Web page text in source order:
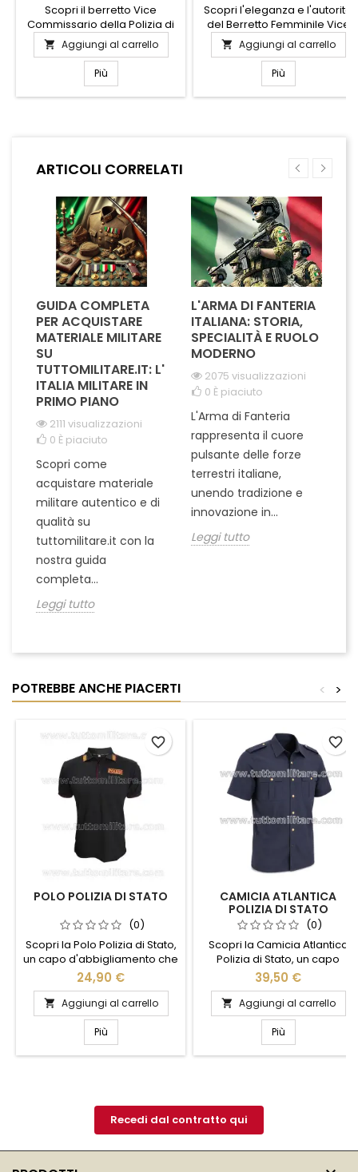
Scopri il berretto Vice
Commissario della Polizia di
Stato, un accessorio che
unisce eleganza e autorità.
Realizzato con materiali di
alta qualità, questo berretto è
progettato per garantire
e la professionalità del ruolo.
 Aggiungi al carrello
Più
Scopri l'eleganza e l'autorità
del Berretto Femminile Vice
Questore Aggiunto della
Polizia di Stato. Realizzato
con materiali di alta qualità,
questo berretto unisce stile e
funzionalità, garantendo un
prestigio del ruolo,
 Aggiungi al carrello
Più
ARTICOLI CORRELATI
GUIDA COMPLETA
PER ACQUISTARE
MATERIALE MILITARE
SU
TUTTOMILITARE.IT: L'
ITALIA MILITARE IN
PRIMO PIANO
2111 visualizzazioni
0 È piaciuto
Scopri come
acquistare materiale
militare autentico e di
qualità su
tuttomilitare.it con la
nostra guida
completa...
Leggi tutto
L'ARMA DI FANTERIA
ITALIANA: STORIA,
SPECIALITÀ E RUOLO
MODERNO
2075 visualizzazioni
0 È piaciuto
L'Arma di Fanteria
rappresenta il cuore
pulsante delle forze
terrestri italiane,
unendo tradizione e
innovazione in...
Leggi tutto
POTREBBE ANCHE PIACERTI >
<
POLO POLIZIA DI STATO
(0)
Scopri la Polo Polizia di Stato,
un capo d'abbigliamento che
unisce stile e funzionalità.
Realizzata con materiali di
alta qualità, questa polo offre
comfort e resistenza, ideale
per l'uso quotidiano. Il design
elegante, arricchito dal logo
ufficiale, conferisce un tocco
look distintivo e...
24,90 €
 Aggiungi al carrello
Più
favorite_border
CAMICIA ATLANTICA
POLIZIA DI STATO
(0)
Scopri la Camicia Atlantica
Polizia di Stato, un capo
d'abbigliamento che unisce
stile e funzionalità. Realizzata
con materiali di alta qualità,
questa camicia offre comfort
e resistenza, ideale per chi
cerca un look professionale
e curato. Il design elegante è
tradizione della Polizia di...
39,50 €
 Aggiungi al carrello
Più
favorite_border
Recedi dal contratto qui